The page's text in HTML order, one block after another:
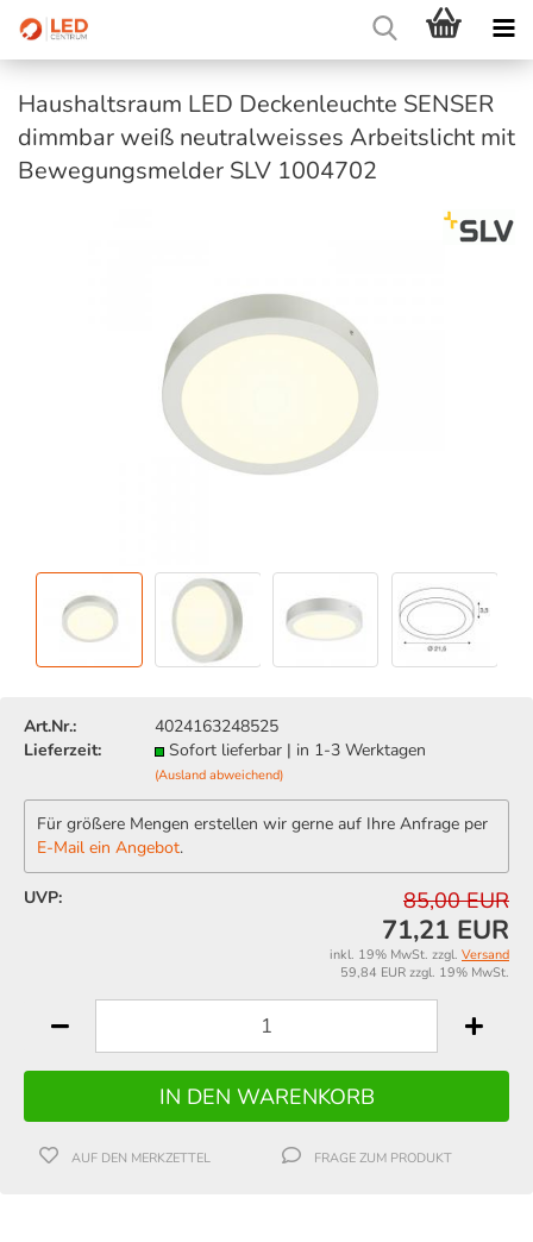
Haushaltsraum LED Deckenleuchte SENSER
dimmbar weiß neutralweisses Arbeitslicht mit
Bewegungsmelder SLV 1004702
Art.Nr.:
4024163248525
Lieferzeit:
Sofort lieferbar | in 1-3 Werktagen
(Ausland abweichend)
Für größere Mengen erstellen wir gerne auf Ihre Anfrage per
E-Mail ein Angebot.
UVP: 85,00 EUR
71,21 EUR
inkl. 19% MwSt. zzgl. Versand
59,84 EUR zzgl. 19% MwSt.
AUF DEN MERKZETTEL FRAGE ZUM PRODUKT